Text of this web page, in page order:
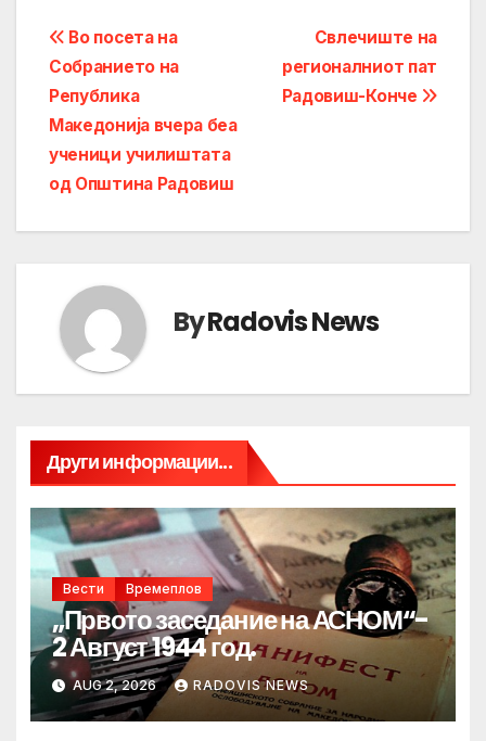
Post
navigation
Свлечиште на
регионалниот пат
Радовиш-Конче
Во посета на
Собранието на
Република
Македонија вчера беа
ученици училиштата
од Општина Радовиш
ByRadovis News
Други информации...
Вести Времеплов
„Првото заседание на АСНОМ“-
2 Август 1944 год.
AUG 2, 2026 RADOVIS NEWS